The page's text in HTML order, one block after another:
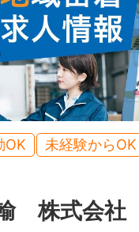
OK 未経験からOK
株式会